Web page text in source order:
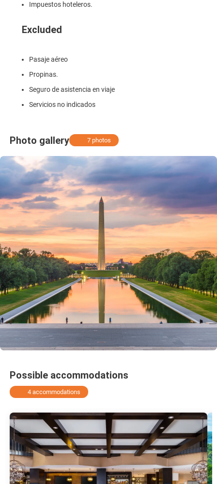
Impuestos hoteleros.
Excluded
Pasaje aéreo
Propinas.
Seguro de asistencia en viaje
Servicios no indicados
Photo gallery 7 photos
Possible accommodations
4 accommodations